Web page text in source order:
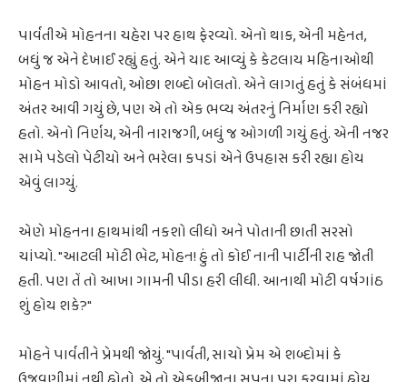
પાર્વતીએ મોહનના ચહેરા પર હાથ ફેરવ્યો. એનો થાક, એની મહેનત,
બધું જ એને દેખાઈ રહ્યું હતું. એને યાદ આવ્યું કે કેટલાય મહિનાઓથી
મોહન મોડો આવતો, ઓછા શબ્દો બોલતો. એને લાગતું હતું કે સંબંધમાં
અંતર આવી ગયું છે, પણ એ તો એક ભવ્ય અંતરનું નિર્માણ કરી રહ્યો
હતો. એનો નિર્ણય, એની નારાજગી, બધું જ ઓગળી ગયું હતું. એની નજર
સામે પડેલો પેટીયો અને ભરેલા કપડાં એને ઉપહાસ કરી રહ્યા હોય
એવું લાગ્યું.
એણે મોહનના હાથમાંથી નકશો લીધો અને પોતાની છાતી સરસો
ચાંપ્યો. "આટલી મોટી ભેટ, મોહન! હું તો કોઈ નાની પાર્ટીની રાહ જોતી
હતી. પણ તેં તો આખા ગામની પીડા હરી લીધી. આનાથી મોટી વર્ષગાંઠ
શું હોય શકે?"
મોહને પાર્વતીને પ્રેમથી જોયું. "પાર્વતી, સાચો પ્રેમ એ શબ્દોમાં કે